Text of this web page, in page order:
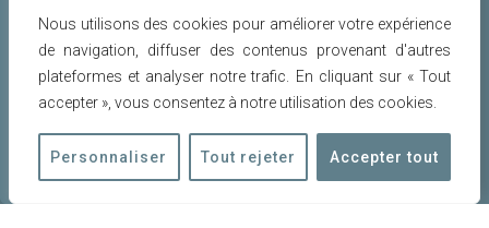
Nous utilisons des cookies pour améliorer votre expérience
de navigation, diffuser des contenus provenant d'autres
plateformes et analyser notre trafic. En cliquant sur « Tout
accepter », vous consentez à notre utilisation des cookies.
Personnaliser Tout rejeter Accepter tout
POUR NOUS CONTACTER
amis.patrimoine.rognes@gmail.com